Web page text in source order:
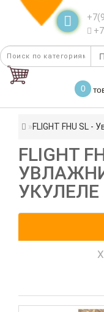
0
FLIGHT FHU SL -
FLIGHT
УКУЛЕЛЕ